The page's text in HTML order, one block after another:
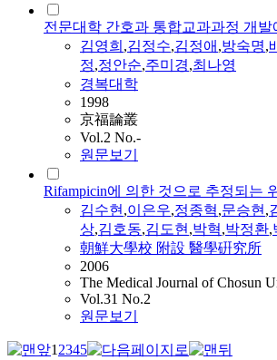
전문대학 간호과 통합교과과정 개발
김영희 ,김정수,김정애 ,방숙명,
정,정안순,주미경,최나영
경복대학
1998
京福論叢
Vol.2 No.-
원문보기
Rifampicin에 의한 것으로 추정되는
김수현,이은우,정종혁,문승현,
상,김호동,김도현,박혁,박정환,
朝鮮大學校 附設 醫學硏究所
2006
The Medical Journal of Chosun
Vol.31 No.2
원문보기
12345